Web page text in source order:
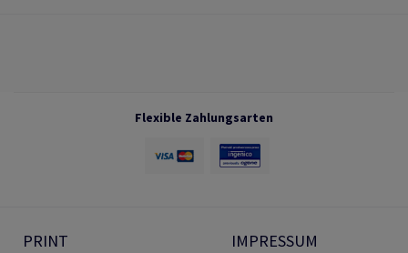
Flexible Zahlungsarten
PRINT
IMPRESSUM